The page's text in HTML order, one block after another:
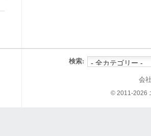
検索:
会
© 2011-2026